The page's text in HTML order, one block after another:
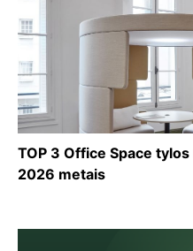
TOP 3 Office Space
2026 metais